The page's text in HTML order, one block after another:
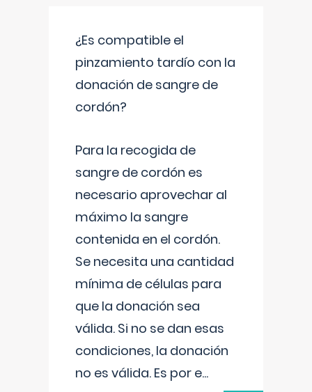
¿Es compatible el
pinzamiento tardío con la
donación de sangre de
cordón?
Para la recogida de
sangre de cordón es
necesario aprovechar al
máximo la sangre
contenida en el cordón.
Se necesita una cantidad
mínima de células para
que la donación sea
válida. Si no se dan esas
condiciones, la donación
no es válida. Es por e...